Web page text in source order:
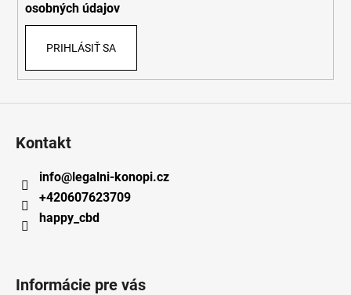
osobných údajov
PRIHLÁSIŤ SA
Kontakt
info@legalni-konopi.cz
+420607623709
happy_cbd
Informácie pre vás